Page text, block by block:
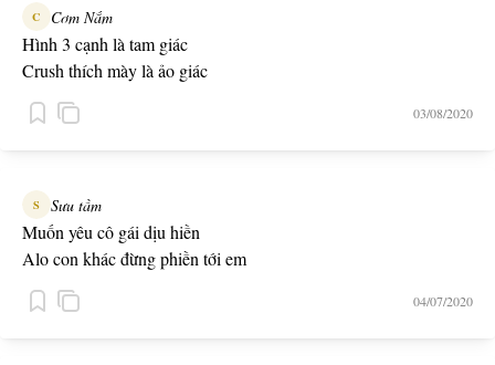
C Cơm Nắm
Hình 3 cạnh là tam giác
Crush thích mày là ảo giác
03/08/2020
S Sưu tầm
Muốn yêu cô gái dịu hiền
Alo con khác đừng phiền tới em
04/07/2020